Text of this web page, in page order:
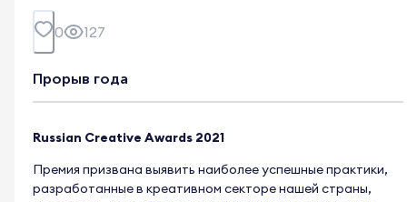
0 127
Прорыв года
Russian Creative Awards 2021
Премия призвана выявить наиболее успешные практики,
разработанные в креативном секторе нашей страны,